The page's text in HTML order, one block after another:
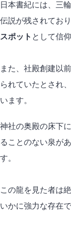
日本書紀には、三
伝説が残されてお
スポット として信
また、社殿創建以
られていたとされ
います。
神社の奥殿の床下
ることのない泉が
す。
この龍を見た者は
いかに強力な存在